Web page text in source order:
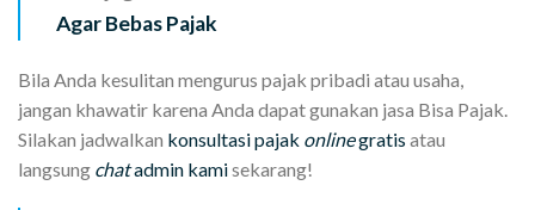
Agar Bebas Pajak
Bila Anda kesulitan mengurus pajak pribadi atau usaha,
jangan khawatir karena Anda dapat gunakan jasa Bisa Pajak.
Silakan jadwalkan konsultasi pajak onlinegratis atau
langsung chatadmin kamisekarang!